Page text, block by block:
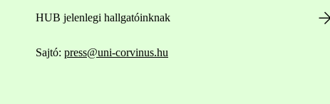
HUB jelenlegi hallgatóinknak
Sajtó: press@uni-corvinus.hu